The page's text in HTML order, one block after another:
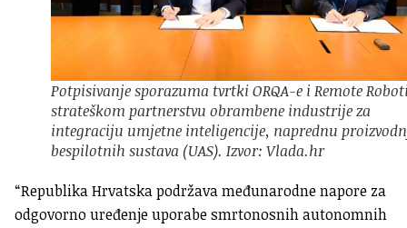
Potpisivanje sporazuma tvrtki ORQA-e i Remote
strateškom partnerstvu obrambene industrije za
integraciju umjetne inteligencije, naprednu
bespilotnih sustava (UAS). Izvor: Vlada.hr
“Republika Hrvatska podržava međunarodne napore za
odgovorno uređenje uporabe smrtonosnih autonomnih